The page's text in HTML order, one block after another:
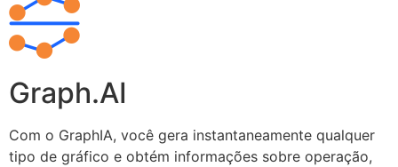
Graph.AI
Com o GraphIA, você gera instantaneamente qualquer
tipo de gráfico e obtém informações sobre operação,